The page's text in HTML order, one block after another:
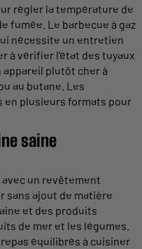
régler la température de
fumée. Le barbecue à gaz
nécessite un entretien
à vérifier l’état des tuyaux
appareil plutôt cher à
au butane. Les
en plusieurs formats pour
saine
avec un revêtement
sans ajout de matière
et des produits
de mer et les légumes.
équilibrés à cuisiner